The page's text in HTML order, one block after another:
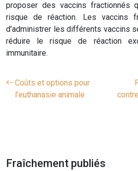
proposer des vaccins fractionnés
risque de réaction. Les vaccins
d’administrer les différents vaccins
réduire le risque de réaction
immunitaire.
Coûts et options pour
l’euthanasie animale
Fraîchement publiés